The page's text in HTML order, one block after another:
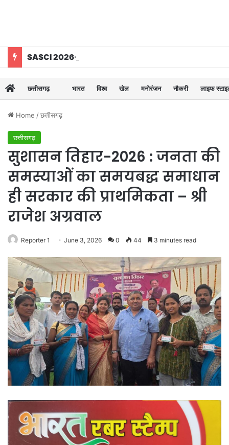
छत्तीसगढ़ भारत विश्व खेल मनोरंजन नौकरी लाइफ
Home /छत्तीसगढ़
छत्तीसगढ़
सुशासन तिहार-2026 : जनता की
समस्याओं का समयबद्ध समाधान
ही सरकार की प्राथमिकता – श्री
राजेश अग्रवाल
Reporter 1 June 3, 2026 0 44 3 minutes read